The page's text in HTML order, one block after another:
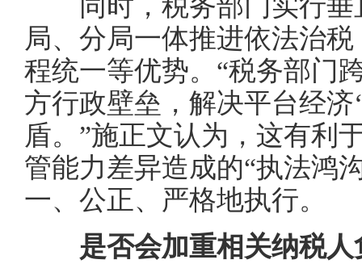
同时，税务部门实行垂
局、分局一体推进依法治
程统一等优势。“税务部门
方行政壁垒，解决平台经济
盾。”施正文认为，这有利
管能力差异造成的“执法鸿
一、公正、严格地执行。
是否会加重相关纳税人